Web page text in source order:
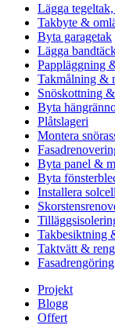
Lägga
Takbyte &
Byta garagetak
Lägga
Pappläggning
Takmålning &
Snöskottning
Byta
Plåtslageri
Montera
Byta panel &
Byta
Installera
Takbesiktning
Taktvätt &
Projekt
Blogg
Offert